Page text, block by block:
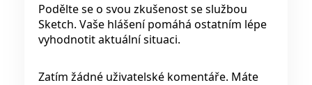
Podělte se o svou zkušenost se službou
Sketch. Vaše hlášení pomáhá ostatním lépe
vyhodnotit aktuální situaci.
Zatím žádné uživatelské komentáře. Máte